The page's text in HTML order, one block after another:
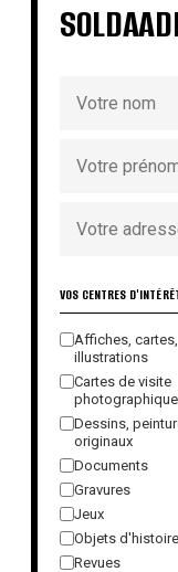
VOS CENTRES
Affiches, cartes,
illustrations
Cartes de visite
Dessins,
originaux
Documents
Gravures
Jeux
Objets d'histoire
Revues